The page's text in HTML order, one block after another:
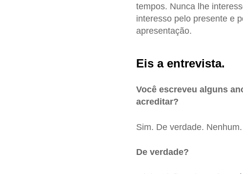
tempos. Nunca lhe
interesso pelo presente e
apresentação.
Eis a entrevista.
Você escreveu alguns
acreditar?
Sim. De verdade. Nenhum.
De verdade?